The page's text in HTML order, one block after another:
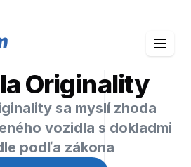
Originality
sa myslí zhoda
vozidla s dokladmi
podľa zákona